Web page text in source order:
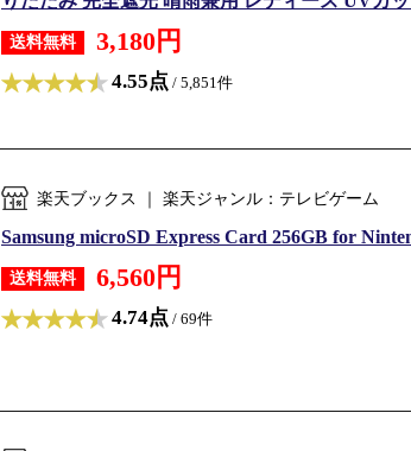
送料無料 3,180円
4.55点 / 5,851件
楽天ブックス ｜ 楽天ジャンル：テレビゲーム
Samsung microSD Express Card 256GB for
送料無料 6,560円
4.74点 / 69件